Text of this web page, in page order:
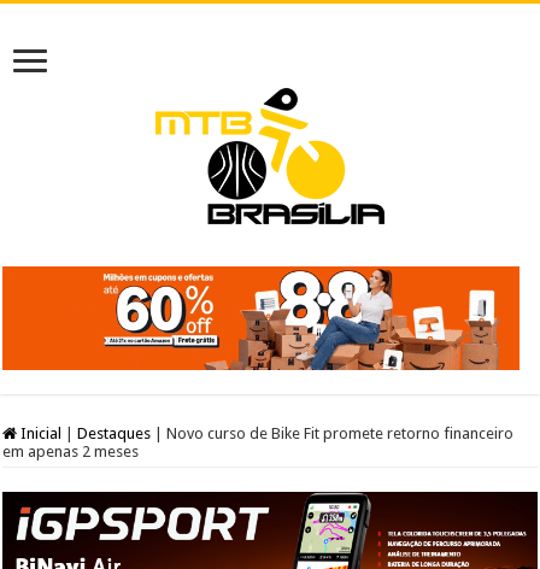
Inicial Destaques
Novo curso de Bike Fit promete retorno financeiro
em apenas 2 meses